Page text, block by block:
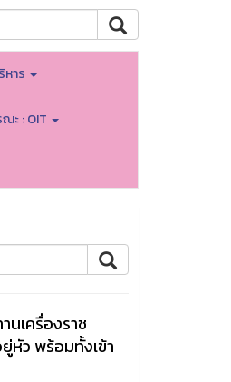
หาร
ะ : OIT
นเครื่องราช
หัว พร้อมทั้งเข้า